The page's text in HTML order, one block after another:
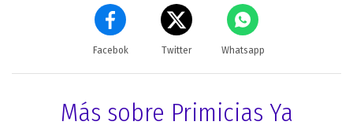
Facebok Twitter Whatsapp
Más sobre Primicias Ya